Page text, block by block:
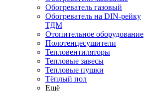
Обогреватель газовый
Обогреватель на DIN-рейку
ТДМ
Отопительное оборудование
Полотенцесушители
Тепловентиляторы
Тепловые завесы
Тепловые пушки
Тёплый пол
Ещё